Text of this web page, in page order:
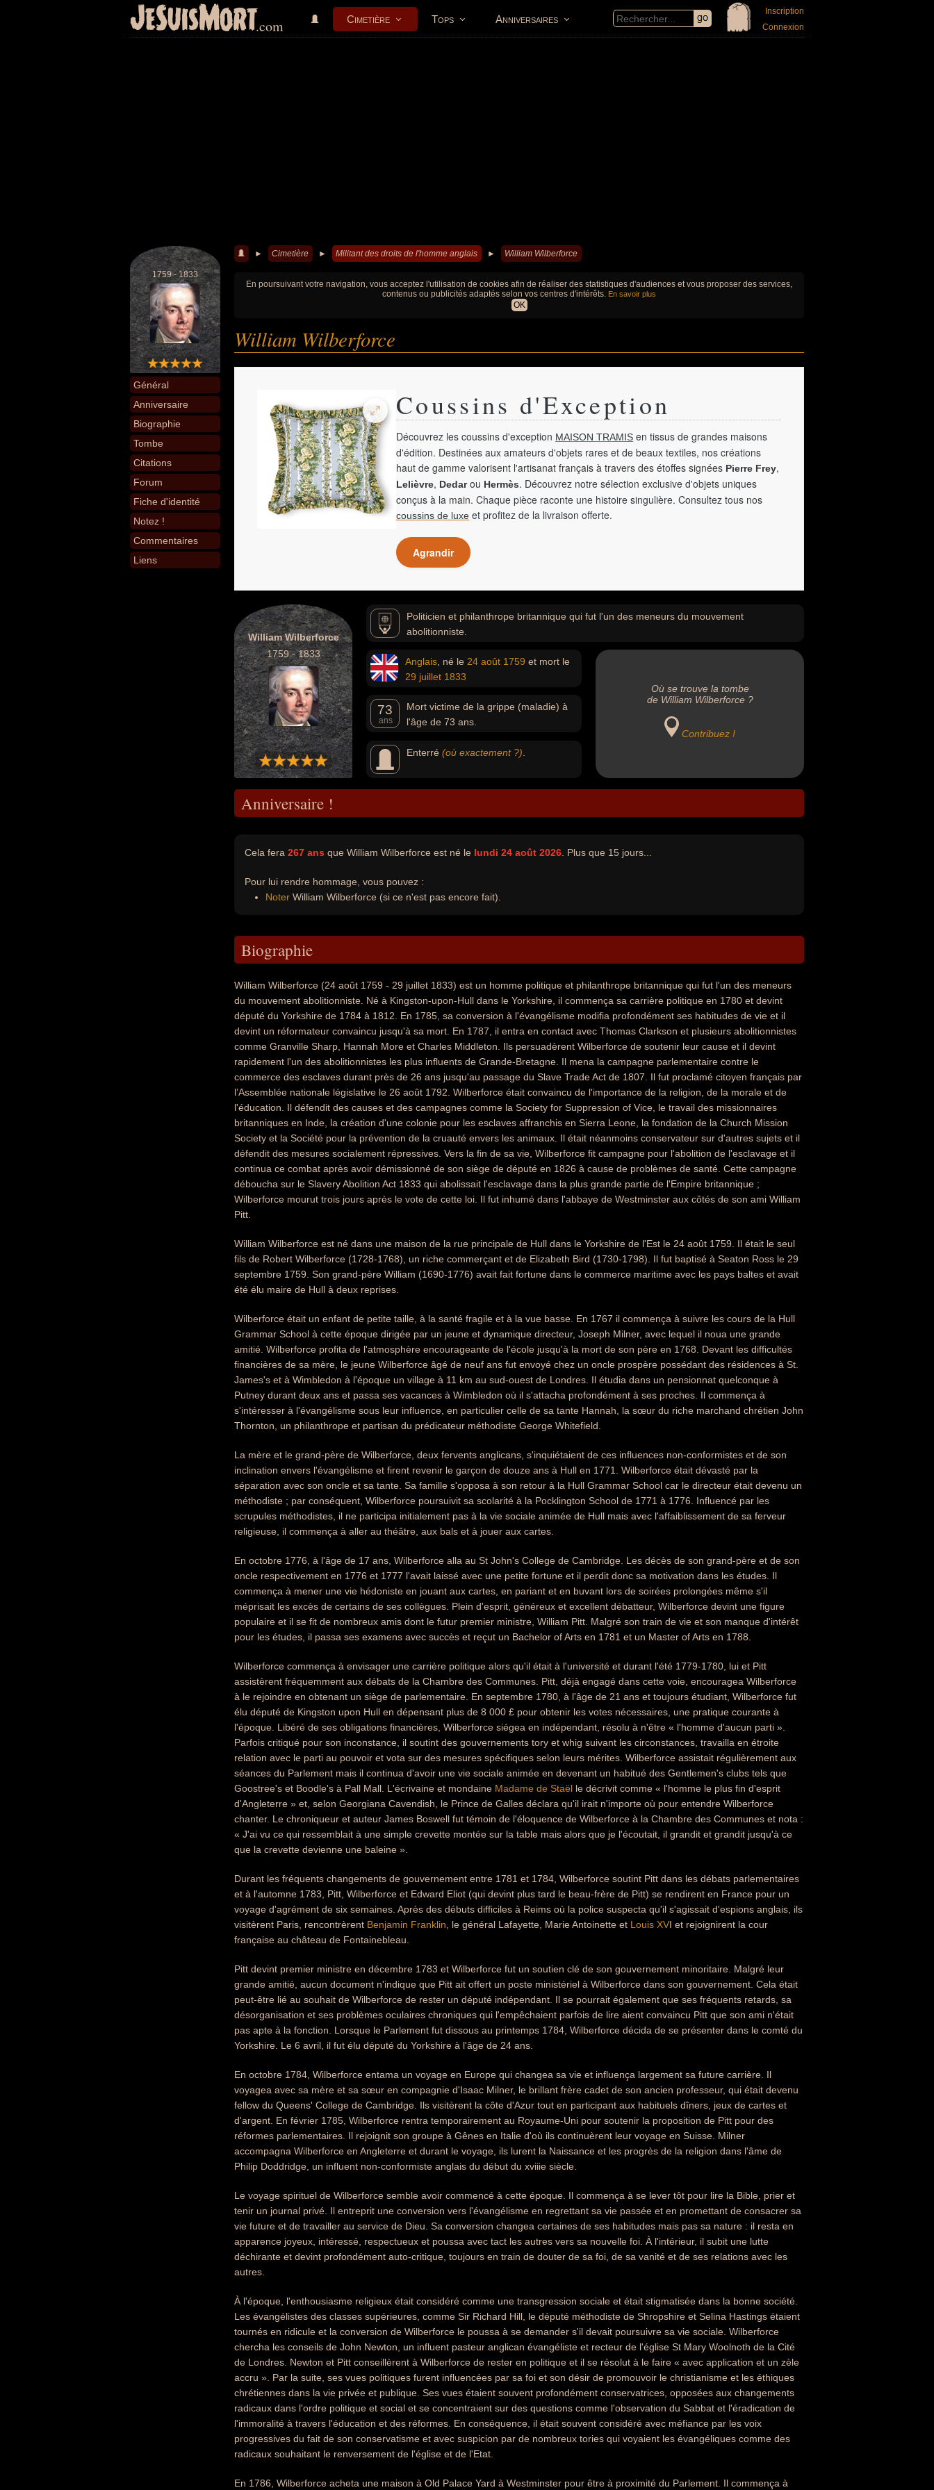
JeSuisMort.com Cimetière Tops Anniversaires
Inscription
Connexion
1759 - 1833
Général
Anniversaire
Biographie
Tombe
Citations
Forum
Fiche d'identité
Notez !
Commentaires
Liens
► Cimetière ► Militant des droits de l'homme anglais ► William Wilberforce
En poursuivant votre navigation, vous acceptez l'utilisation de cookies afin de réaliser des statistiques d'audiences et vous proposer des services,
contenus ou publicités adaptés selon vos centres d'intérêts. En savoir plus
OK
William Wilberforce
Coussins d'Exception
Découvrez les coussins d'exception MAISON TRAMIS en tissus de grandes maisons
d'édition. Destinées aux amateurs d'objets rares et de beaux textiles, nos créations
haut de gamme valorisent l'artisanat français à travers des étoffes signées Pierre Frey,
Lelièvre, Dedarou Hermès. Découvrez notre sélection exclusive d'objets uniques
conçus à la main. Chaque pièce raconte une histoire singulière. Consultez tous nos
coussins de luxe et profitez de la livraison offerte.
Agrandir
William Wilberforce
1759 - 1833
Politicien et philanthrope britannique qui fut l'un des meneurs du mouvement
abolitionniste.
Anglais , né le 24 août 1759 et mort le
29 juillet 1833
73
ans
Mort victime de la grippe (maladie) à
l'âge de 73 ans.
Enterré (où exactement ?)
Où se trouve la tombe
de William Wilberforce ?
Contribuez !
Anniversaire !
Cela fera 267 ans que William Wilberforce est né le lundi 24 août 2026 . Plus que 15 jours...
Pour lui rendre hommage, vous pouvez :
Noter William Wilberforce (si ce n'est pas encore fait).
Biographie
William Wilberforce (24 août 1759 - 29 juillet 1833) est un homme politique et philanthrope britannique qui fut l'un des meneurs
du mouvement abolitionniste. Né à Kingston-upon-Hull dans le Yorkshire, il commença sa carrière politique en 1780 et devint
député du Yorkshire de 1784 à 1812. En 1785, sa conversion à l'évangélisme modifia profondément ses habitudes de vie et il
devint un réformateur convaincu jusqu'à sa mort. En 1787, il entra en contact avec Thomas Clarkson et plusieurs abolitionnistes
comme Granville Sharp, Hannah More et Charles Middleton. Ils persuadèrent Wilberforce de soutenir leur cause et il devint
rapidement l'un des abolitionnistes les plus influents de Grande-Bretagne. Il mena la campagne parlementaire contre le
commerce des esclaves durant près de 26 ans jusqu'au passage du Slave Trade Act de 1807. Il fut proclamé citoyen français par
l’Assemblée nationale législative le 26 août 1792. Wilberforce était convaincu de l'importance de la religion, de la morale et de
l'éducation. Il défendit des causes et des campagnes comme la Society for Suppression of Vice, le travail des missionnaires
britanniques en Inde, la création d'une colonie pour les esclaves affranchis en Sierra Leone, la fondation de la Church Mission
Society et la Société pour la prévention de la cruauté envers les animaux. Il était néanmoins conservateur sur d'autres sujets et il
défendit des mesures socialement répressives. Vers la fin de sa vie, Wilberforce fit campagne pour l'abolition de l'esclavage et il
continua ce combat après avoir démissionné de son siège de député en 1826 à cause de problèmes de santé. Cette campagne
déboucha sur le Slavery Abolition Act 1833 qui abolissait l'esclavage dans la plus grande partie de l'Empire britannique ;
Wilberforce mourut trois jours après le vote de cette loi. Il fut inhumé dans l'abbaye de Westminster aux côtés de son ami William
Pitt.
William Wilberforce est né dans une maison de la rue principale de Hull dans le Yorkshire de l'Est le 24 août 1759. Il était le seul
fils de Robert Wilberforce (1728-1768), un riche commerçant et de Elizabeth Bird (1730-1798). Il fut baptisé à Seaton Ross le 29
septembre 1759. Son grand-père William (1690-1776) avait fait fortune dans le commerce maritime avec les pays baltes et avait
été élu maire de Hull à deux reprises.
Wilberforce était un enfant de petite taille, à la santé fragile et à la vue basse. En 1767 il commença à suivre les cours de la Hull
Grammar School à cette époque dirigée par un jeune et dynamique directeur, Joseph Milner, avec lequel il noua une grande
amitié. Wilberforce profita de l'atmosphère encourageante de l'école jusqu'à la mort de son père en 1768. Devant les difficultés
financières de sa mère, le jeune Wilberforce âgé de neuf ans fut envoyé chez un oncle prospère possédant des résidences à St.
James's et à Wimbledon à l'époque un village à 11 km au sud-ouest de Londres. Il étudia dans un pensionnat quelconque à
Putney durant deux ans et passa ses vacances à Wimbledon où il s'attacha profondément à ses proches. Il commença à
s'intéresser à l'évangélisme sous leur influence, en particulier celle de sa tante Hannah, la sœur du riche marchand chrétien John
Thornton, un philanthrope et partisan du prédicateur méthodiste George Whitefield.
La mère et le grand-père de Wilberforce, deux fervents anglicans, s'inquiétaient de ces influences non-conformistes et de son
inclination envers l'évangélisme et firent revenir le garçon de douze ans à Hull en 1771. Wilberforce était dévasté par la
séparation avec son oncle et sa tante. Sa famille s'opposa à son retour à la Hull Grammar School car le directeur était devenu un
méthodiste ; par conséquent, Wilberforce poursuivit sa scolarité à la Pocklington School de 1771 à 1776. Influencé par les
scrupules méthodistes, il ne participa initialement pas à la vie sociale animée de Hull mais avec l'affaiblissement de sa ferveur
religieuse, il commença à aller au théâtre, aux bals et à jouer aux cartes.
En octobre 1776, à l'âge de 17 ans, Wilberforce alla au St John's College de Cambridge. Les décès de son grand-père et de son
oncle respectivement en 1776 et 1777 l'avait laissé avec une petite fortune et il perdit donc sa motivation dans les études. Il
commença à mener une vie hédoniste en jouant aux cartes, en pariant et en buvant lors de soirées prolongées même s'il
méprisait les excès de certains de ses collègues. Plein d'esprit, généreux et excellent débatteur, Wilberforce devint une figure
populaire et il se fit de nombreux amis dont le futur premier ministre, William Pitt. Malgré son train de vie et son manque d'intérêt
pour les études, il passa ses examens avec succès et reçut un Bachelor of Arts en 1781 et un Master of Arts en 1788.
Wilberforce commença à envisager une carrière politique alors qu'il était à l'université et durant l'été 1779-1780, lui et Pitt
assistèrent fréquemment aux débats de la Chambre des Communes. Pitt, déjà engagé dans cette voie, encouragea Wilberforce
à le rejoindre en obtenant un siège de parlementaire. En septembre 1780, à l'âge de 21 ans et toujours étudiant, Wilberforce fut
élu député de Kingston upon Hull en dépensant plus de 8 000 £ pour obtenir les votes nécessaires, une pratique courante à
l'époque. Libéré de ses obligations financières, Wilberforce siégea en indépendant, résolu à n'être « l'homme d'aucun parti ».
Parfois critiqué pour son inconstance, il soutint des gouvernements tory et whig suivant les circonstances, travailla en étroite
relation avec le parti au pouvoir et vota sur des mesures spécifiques selon leurs mérites. Wilberforce assistait régulièrement aux
séances du Parlement mais il continua d'avoir une vie sociale animée en devenant un habitué des Gentlemen's clubs tels que
Goostree's et Boodle's à Pall Mall. L'écrivaine et mondaine Madame de Staël le décrivit comme « l'homme le plus fin d'esprit
d'Angleterre » et, selon Georgiana Cavendish, le Prince de Galles déclara qu'il irait n'importe où pour entendre Wilberforce
chanter. Le chroniqueur et auteur James Boswell fut témoin de l'éloquence de Wilberforce à la Chambre des Communes et nota :
« J'ai vu ce qui ressemblait à une simple crevette montée sur la table mais alors que je l'écoutait, il grandit et grandit jusqu'à ce
que la crevette devienne une baleine ».
Durant les fréquents changements de gouvernement entre 1781 et 1784, Wilberforce soutint Pitt dans les débats parlementaires
et à l'automne 1783, Pitt, Wilberforce et Edward Eliot (qui devint plus tard le beau-frère de Pitt) se rendirent en France pour un
voyage d'agrément de six semaines. Après des débuts difficiles à Reims où la police suspecta qu'il s'agissait d'espions anglais, ils
visitèrent Paris, rencontrèrent Benjamin Franklin , le général Lafayette, Marie Antoinette et Louis XVI et rejoignirent la cour
française au château de Fontainebleau.
Pitt devint premier ministre en décembre 1783 et Wilberforce fut un soutien clé de son gouvernement minoritaire. Malgré leur
grande amitié, aucun document n'indique que Pitt ait offert un poste ministériel à Wilberforce dans son gouvernement. Cela était
peut-être lié au souhait de Wilberforce de rester un député indépendant. Il se pourrait également que ses fréquents retards, sa
désorganisation et ses problèmes oculaires chroniques qui l'empêchaient parfois de lire aient convaincu Pitt que son ami n'était
pas apte à la fonction. Lorsque le Parlement fut dissous au printemps 1784, Wilberforce décida de se présenter dans le comté du
Yorkshire. Le 6 avril, il fut élu député du Yorkshire à l'âge de 24 ans.
En octobre 1784, Wilberforce entama un voyage en Europe qui changea sa vie et influença largement sa future carrière. Il
voyagea avec sa mère et sa sœur en compagnie d'Isaac Milner, le brillant frère cadet de son ancien professeur, qui était devenu
fellow du Queens' College de Cambridge. Ils visitèrent la côte d'Azur tout en participant aux habituels dîners, jeux de cartes et
d'argent. En février 1785, Wilberforce rentra temporairement au Royaume-Uni pour soutenir la proposition de Pitt pour des
réformes parlementaires. Il rejoignit son groupe à Gênes en Italie d'où ils continuèrent leur voyage en Suisse. Milner
accompagna Wilberforce en Angleterre et durant le voyage, ils lurent la Naissance et les progrès de la religion dans l'âme de
Philip Doddridge, un influent non-conformiste anglais du début du xviiie siècle.
Le voyage spirituel de Wilberforce semble avoir commencé à cette époque. Il commença à se lever tôt pour lire la Bible, prier et
tenir un journal privé. Il entreprit une conversion vers l'évangélisme en regrettant sa vie passée et en promettant de consacrer sa
vie future et de travailler au service de Dieu. Sa conversion changea certaines de ses habitudes mais pas sa nature : il resta en
apparence joyeux, intéressé, respectueux et poussa avec tact les autres vers sa nouvelle foi. À l'intérieur, il subit une lutte
déchirante et devint profondément auto-critique, toujours en train de douter de sa foi, de sa vanité et de ses relations avec les
autres.
À l'époque, l'enthousiasme religieux était considéré comme une transgression sociale et était stigmatisée dans la bonne société.
Les évangélistes des classes supérieures, comme Sir Richard Hill, le député méthodiste de Shropshire et Selina Hastings étaient
tournés en ridicule et la conversion de Wilberforce le poussa à se demander s'il devait poursuivre sa vie sociale. Wilberforce
chercha les conseils de John Newton, un influent pasteur anglican évangéliste et recteur de l'église St Mary Woolnoth de la Cité
de Londres. Newton et Pitt conseillèrent à Wilberforce de rester en politique et il se résolut à le faire « avec application et un zèle
accru ». Par la suite, ses vues politiques furent influencées par sa foi et son désir de promouvoir le christianisme et les éthiques
chrétiennes dans la vie privée et publique. Ses vues étaient souvent profondément conservatrices, opposées aux changements
radicaux dans l'ordre politique et social et se concentraient sur des questions comme l'observation du Sabbat et l'éradication de
l'immoralité à travers l'éducation et des réformes. En conséquence, il était souvent considéré avec méfiance par les voix
progressives du fait de son conservatisme et avec suspicion par de nombreux tories qui voyaient les évangéliques comme des
radicaux souhaitant le renversement de l'église et de l'Etat.
En 1786, Wilberforce acheta une maison à Old Palace Yard à Westminster pour être à proximité du Parlement. Il commença à